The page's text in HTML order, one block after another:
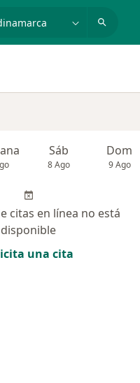
Sáb
8 Ago
Dom
9 Ago
citas en línea no está
disponible
una cita